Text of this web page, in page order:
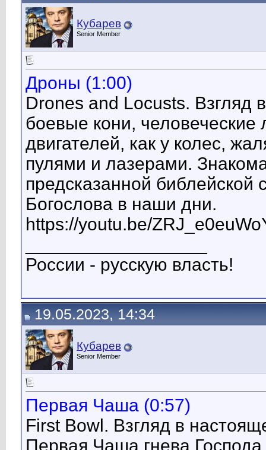
Кубарев
Senior Member
Дроны (1:00)
Drones and Locusts. Взгляд
боевые кони,
двигателей, как у колес,
пулями и лазерами.
предсказанной
Богослова в наши дни.
https://youtu.be/
России - русскую власть!
19.05.2023, 14:34
Кубарев
Senior Member
Первая Чаша (0:57)
First Bowl. Взгляд в
Первая Чаша гнева